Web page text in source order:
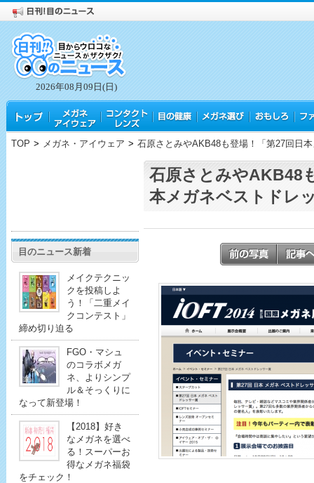
2026年08月09日(日)
TOP > メガネ・アイウェア > 石原さとみやAKB48も登場！「第27回日
目のニュース新着
メイクテクニッ
クを投稿しよ
う！「二重メイ
クコンテスト」
締め切り迫る
FGO・マシュ
のコラボメガ
ネ、よりシンプ
ル＆そっくりに
なって新登場！
【2018】好き
なメガネを選べ
る！スーパーお
得なメガネ福袋
をチェック！
石原さとみやAKB48
本メガネベストドレ